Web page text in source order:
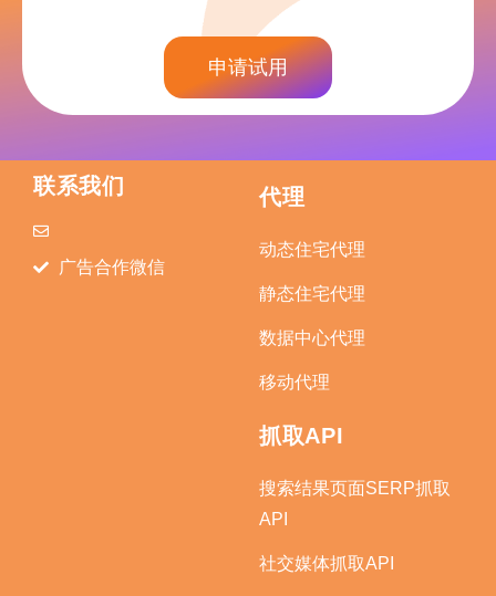
申请试用
联系我们
广告合作微信
代理
动态住宅代理
静态住宅代理
数据中心代理
移动代理
抓取API
搜索结果页面SERP抓取
API
社交媒体抓取API